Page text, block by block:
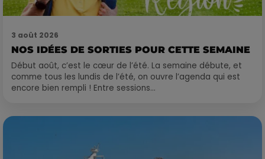
3 août 2026
NOS IDÉES DE SORTIES POUR CETTE SEMAINE
Début août, c’est le cœur de l’été. La semaine débute, et
comme tous les lundis de l’été, on ouvre l’agenda qui est
encore bien rempli ! Entre sessions...